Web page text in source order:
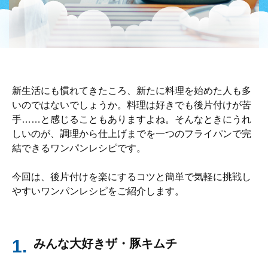
新生活にも慣れてきたころ、新たに料理を始めた人も多
いのではないでしょうか。料理は好きでも後片付けが苦
手……と感じることもありますよね。そんなときにうれ
しいのが、調理から仕上げまでを一つのフライパンで完
結できるワンパンレシピです。
今回は、後片付けを楽にするコツと簡単で気軽に挑戦し
やすいワンパンレシピをご紹介します。
1. みんな大好きザ・豚キムチ